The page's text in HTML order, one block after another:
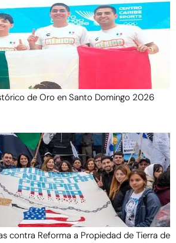
de Oro en Santo Domingo 2026
contra Reforma a Propiedad de Tierra de